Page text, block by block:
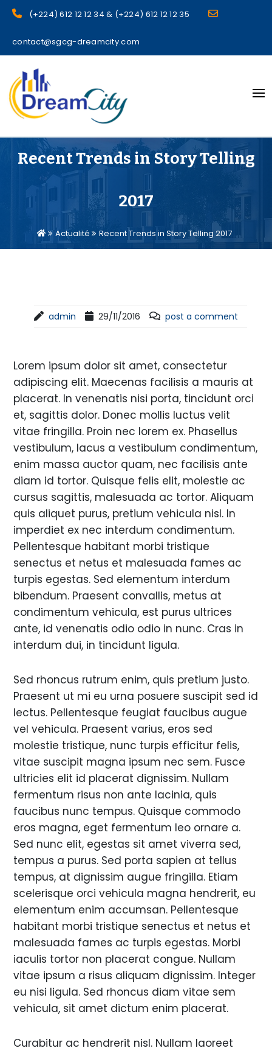
(+224) 612 12 12 34 & (+224) 612 12 12 35
contact@sgcg-dreamcity.com
sgcg dreamcity
Recent Trends in Story Telling
2017
Actualité Recent Trends in Story Telling 2017
admin 29/11/2016 post a comment
Lorem ipsum dolor sit amet, consectetur
adipiscing elit. Maecenas facilisis a mauris at
placerat. In venenatis nisi porta, tincidunt orci
et, sagittis dolor. Donec mollis luctus velit
vitae fringilla. Proin nec lorem ex. Phasellus
vestibulum, lacus a vestibulum condimentum,
enim massa auctor quam, nec facilisis ante
diam id tortor. Quisque felis elit, molestie ac
cursus sagittis, malesuada ac tortor. Aliquam
quis aliquet purus, pretium vehicula nisl. In
imperdiet ex nec interdum condimentum.
Pellentesque habitant morbi tristique
senectus et netus et malesuada fames ac
turpis egestas. Sed elementum interdum
bibendum. Praesent convallis, metus at
condimentum vehicula, est purus ultrices
ante, id venenatis odio odio in nunc. Cras in
interdum dui, in tincidunt ligula.
Sed rhoncus rutrum enim, quis pretium justo.
Praesent ut mi eu urna posuere suscipit sed id
lectus. Pellentesque feugiat faucibus augue
vel vehicula. Praesent varius, eros sed
molestie tristique, nunc turpis efficitur felis,
vitae suscipit magna ipsum nec sem. Fusce
ultricies elit id placerat dignissim. Nullam
fermentum risus non ante lacinia, quis
faucibus nunc tempus. Quisque commodo
eros magna, eget fermentum leo ornare a.
Sed nunc elit, egestas sit amet viverra sed,
tempus a purus. Sed porta sapien at tellus
tempus, at dignissim augue fringilla. Etiam
scelerisque orci vehicula magna hendrerit, eu
elementum enim accumsan. Pellentesque
habitant morbi tristique senectus et netus et
malesuada fames ac turpis egestas. Morbi
iaculis tortor non placerat congue. Nullam
vitae ipsum a risus aliquam dignissim. Integer
eu nisi ligula. Sed rhoncus diam vitae sem
vehicula, sit amet dictum enim placerat.
Curabitur ac hendrerit nisl. Nullam laoreet